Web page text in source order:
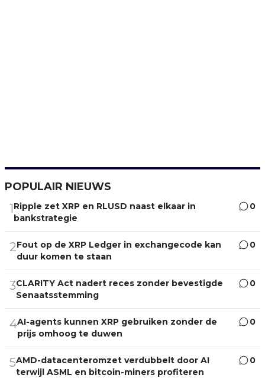
POPULAIR NIEUWS
1Ripple zet XRP en RLUSD naast elkaar in
bankstrategie
0
2Fout op de XRP Ledger in exchangecode kan
duur komen te staan
0
3CLARITY Act nadert reces zonder bevestigde
Senaatsstemming
0
4AI-agents kunnen XRP gebruiken zonder de
prijs omhoog te duwen
0
5AMD-datacenteromzet verdubbelt door AI
terwijl ASML en bitcoin-miners profiteren
0